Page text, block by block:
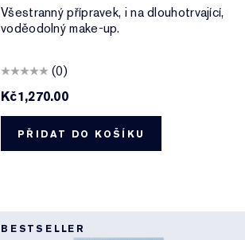
Všestranný přípravek, i na dlouhotrvající,
voděodolný make-up.
(0)
Kč1,270.00
PŘIDAT DO KOŠÍKU
BESTSELLER